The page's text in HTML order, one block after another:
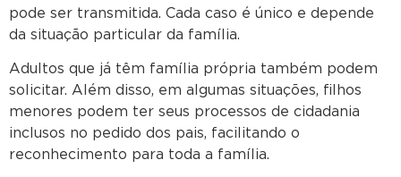
pode ser transmitida. Cada caso é único e depende
da situação particular da família.
Adultos que já têm família própria também podem
solicitar. Além disso, em algumas situações, filhos
menores podem ter seus processos de cidadania
inclusos no pedido dos pais, facilitando o
reconhecimento para toda a família.